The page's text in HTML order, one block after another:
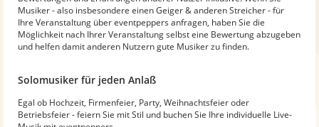
Musiker - also insbesondere einen Geiger & anderen Streicher - für
Ihre Veranstaltung über eventpeppers anfragen, haben Sie die
Möglichkeit nach Ihrer Veranstaltung selbst eine Bewertung abzugeben
und helfen damit anderen Nutzern gute Musiker zu finden.
Solomusiker für jeden Anlaß
Egal ob Hochzeit, Firmenfeier, Party, Weihnachtsfeier oder
Betriebsfeier - feiern Sie mit Stil und buchen Sie Ihre individuelle Live-